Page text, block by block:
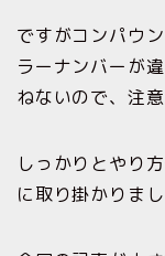
ですがコンパウ
ラーナンバーが
ねないので、注意
しっかりとやり
に取り掛かりまし